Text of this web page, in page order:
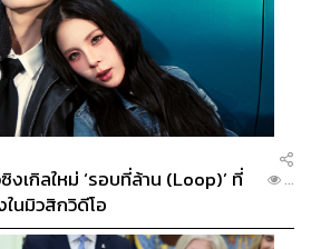
งเกิลใหม่ ‘รอบที่ล้าน (Loop)’ ที่
ในมิวสิกวิดีโอ
...